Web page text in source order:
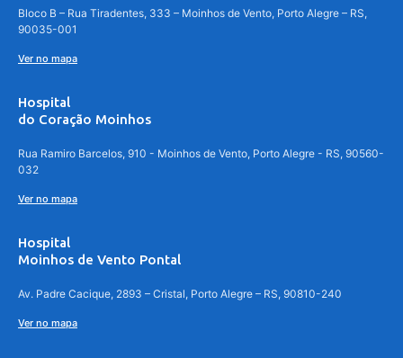
Bloco B – Rua Tiradentes, 333 – Moinhos de Vento, Porto Alegre – RS,
90035-001
Ver no mapa
Hospital
do Coração Moinhos
Rua Ramiro Barcelos, 910 - Moinhos de Vento, Porto Alegre - RS, 90560-
032
Ver no mapa
Hospital
Moinhos de Vento Pontal
Av. Padre Cacique, 2893 – Cristal, Porto Alegre – RS, 90810-240
Ver no mapa